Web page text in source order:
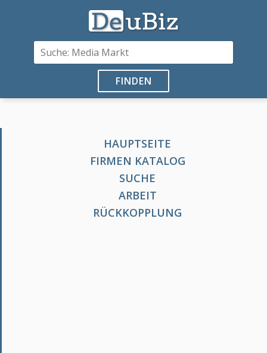
FINDEN
HAUPTSEITE
FIRMEN KATALOG
SUCHE
ARBEIT
RÜCKKOPPLUNG